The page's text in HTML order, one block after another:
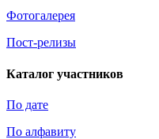
Фотогалерея
Пост-релизы
Каталог участников
По дате
По алфавиту